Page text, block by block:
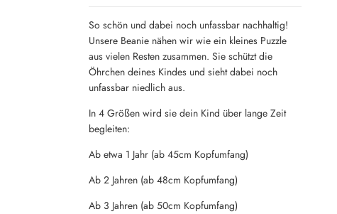
So schön und dabei noch unfassbar nachhaltig!
Unsere Beanie nähen wir wie ein kleines Puzzle
aus vielen Resten zusammen. Sie schützt die
Öhrchen deines Kindes und sieht dabei noch
unfassbar niedlich aus.
In 4 Größen wird sie dein Kind über lange Zeit
begleiten:
Ab etwa 1 Jahr (ab 45cm Kopfumfang)
Ab 2 Jahren (ab 48cm Kopfumfang)
Ab 3 Jahren (ab 50cm Kopfumfang)